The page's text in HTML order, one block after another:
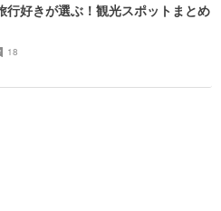
行好きが選ぶ！観光スポットまとめ
18